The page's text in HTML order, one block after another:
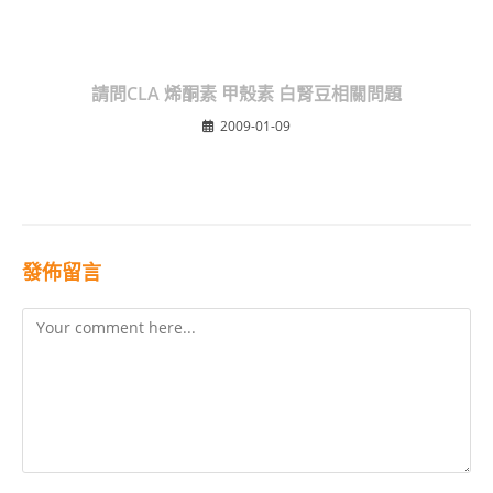
請問CLA 烯酮素 甲殼素 白腎豆相關問題
2009-01-09
發佈留言
Comment